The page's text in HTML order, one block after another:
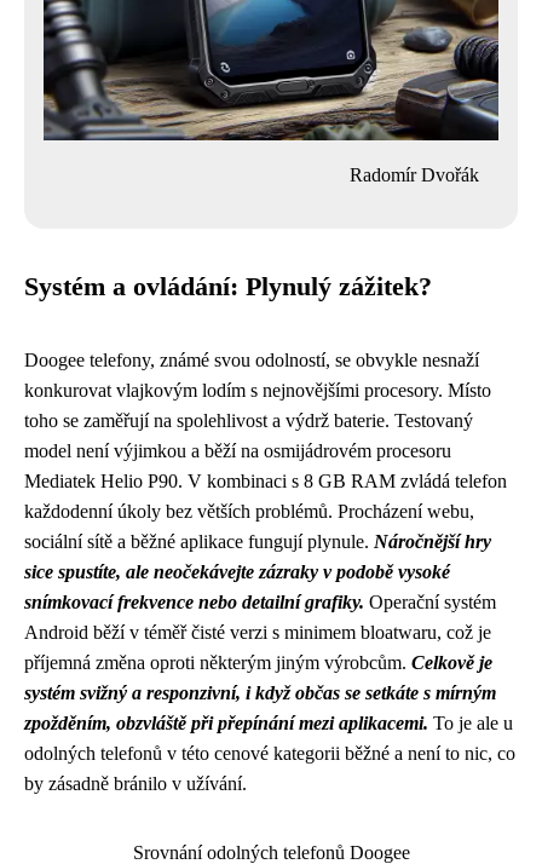
Radomír Dvořák
Systém a ovládání: Plynulý zážitek?
Doogee telefony, známé svou odolností, se obvykle nesnaží
konkurovat vlajkovým lodím s nejnovějšími procesory. Místo
toho se zaměřují na spolehlivost a výdrž baterie. Testovaný
model není výjimkou a běží na osmijádrovém procesoru
Mediatek Helio P90. V kombinaci s 8 GB RAM zvládá telefon
každodenní úkoly bez větších problémů. Procházení webu,
sociální sítě a běžné aplikace fungují plynule. Náročnější hry
sice spustíte, ale neočekávejte zázraky v podobě vysoké
snímkovací frekvence nebo detailní grafiky. Operační systém
Android běží v téměř čisté verzi s minimem bloatwaru, což je
příjemná změna oproti některým jiným výrobcům. Celkově je
systém svižný a responzivní, i když občas se setkáte s mírným
zpožděním, obzvláště při přepínání mezi aplikacemi. To je ale u
odolných telefonů v této cenové kategorii běžné a není to nic, co
by zásadně bránilo v užívání.
Srovnání odolných telefonů Doogee